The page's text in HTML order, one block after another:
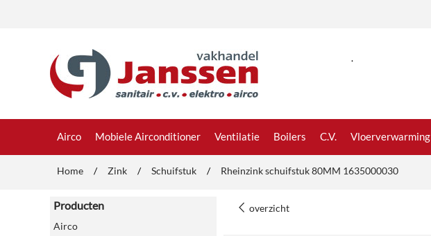
.
Airco Mobiele Airconditioner Ventilatie Boilers C.V. Vloerverwarming
Home / Zink / Schuifstuk / Rheinzink schuifstuk 80MM 1635000030
Producten
Airco
overzicht